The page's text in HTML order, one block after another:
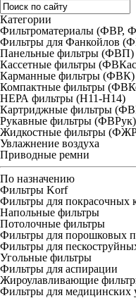
Категории
Фильтроматериалы (ФВР,
Фильтры для Фанкойлов
Панельные фильтры (ФВП)
Кассетные фильтры
Карманные фильтры (ФВК)
Компактные фильтры
НЕРА фильтры (H11-H14)
Картриджные фильтры
Рукавные фильтры (ФВРук)
Жидкостные фильтры
Увлажнение воздуха
Приводные ремни
По назначению
Фильтры Korf
Фильтры для покрасочных
Напольные фильтры
Потолочные фильтры
Фильтры для порошковых
Фильтры для
Угольные фильтры
Фильтры для аспирации
Жироулавливающие
Фильтры для медицинских